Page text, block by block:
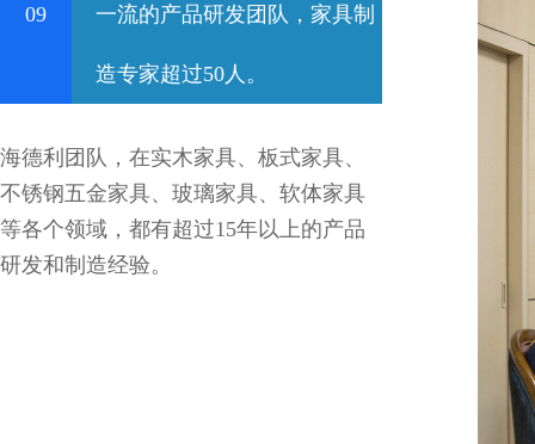
09 一流的产品研发团队，家具制
造专家超过50人。
海德利团队，在实木家具、板式家具、
不锈钢五金家具、玻璃家具、软体家具
等各个领域，都有超过15年以上的产品
研发和制造经验。